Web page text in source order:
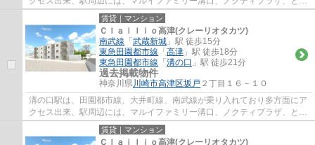
ったデパートやレストラン街、イトーヨー...
賃貸｜マンション
Ｃｌａｉｌｉｏ高津(クレーリオタカツ)
南武線 「 武蔵新城 」駅 徒歩15分
東急田園都市線 「 高津 」駅 徒歩18分
東急田園都市線 「 溝の口 」駅 徒歩21分
過去掲載物件
神奈川県川崎市高津区坂戸 ２丁目１６－１０
溝の口駅は、田園都市線、大井町線、南武線が乗り入れており多方面にア
クセス出来、駅周辺には、マルイファミリー溝口、ノクティプラザ、とい
ったデパートやレストラン街、イトーヨー...
賃貸｜マンション
Ｃｌａｉｌｉｏ高津(クレーリオタカツ)